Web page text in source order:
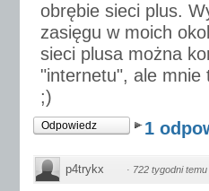
obrębie sieci plus.
zasięgu w moich
sieci plusa można
"internetu", ale mnie
;)
Odpowiedz 1
p4trykx · 722 tygodni temu